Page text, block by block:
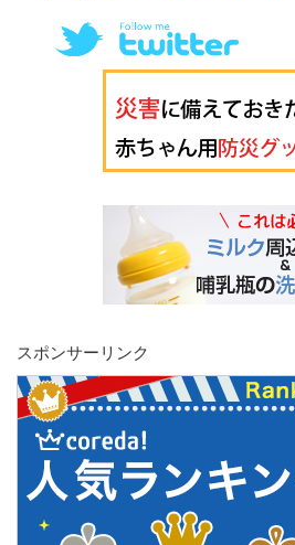
スポンサーリンク